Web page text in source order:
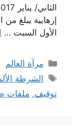
الأول السبت …
التصنيفات
مرآة العالم
الوسوم
الشرطة
توقيف, ملفات